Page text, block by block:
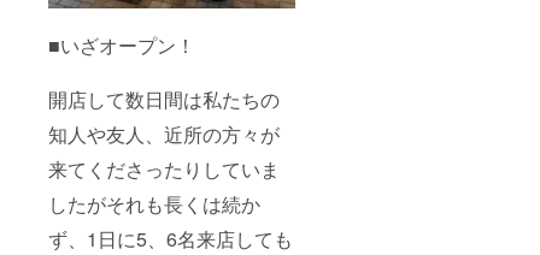
■いざオープン！
開店して数日間は私たちの
知人や友人、近所の方々が
来てくださったりしていま
したがそれも長くは続か
ず、1日に5、6名来店しても